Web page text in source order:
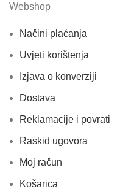
Webshop
Načini plaćanja
Uvjeti korištenja
Izjava o konverziji
Dostava
Reklamacije i povrati
Raskid ugovora
Moj račun
Košarica